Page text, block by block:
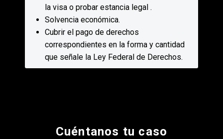
la visa o probar estancia legal .
Solvencia económica.
Cubrir el pago de derechos
correspondientes en la forma y cantidad
que señale la Ley Federal de Derechos.
Cuéntanos tu caso
Please leave this field empty.